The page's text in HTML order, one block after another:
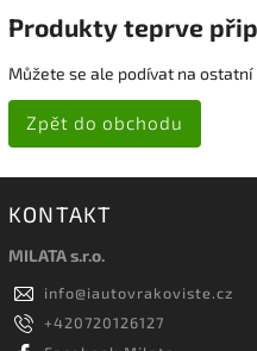
Produkty teprve
Můžete se ale podívat na
Zpět do obchodu
KONTAKT
MILATA s.r.o.
info@iautovrakoviste.cz
+420720126127